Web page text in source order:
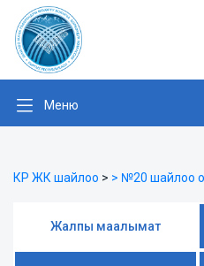
Меню
КР ЖК шайлоо > > №20 шайлоо
Жалпы маалымат